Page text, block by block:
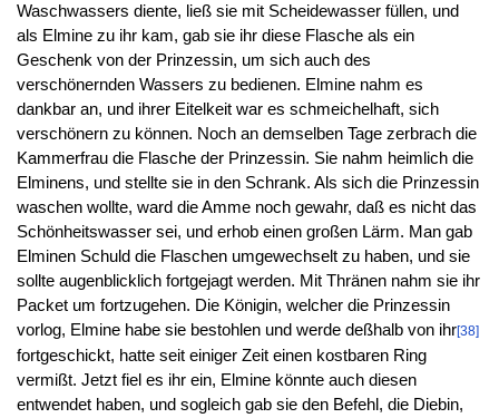
Waschwassers diente, ließ sie mit Scheidewasser füllen, und
als Elmine zu ihr kam, gab sie ihr diese Flasche als ein
Geschenk von der Prinzessin, um sich auch des
verschönernden Wassers zu bedienen. Elmine nahm es
dankbar an, und ihrer Eitelkeit war es schmeichelhaft, sich
verschönern zu können. Noch an demselben Tage zerbrach die
Kammerfrau die Flasche der Prinzessin. Sie nahm heimlich die
Elminens, und stellte sie in den Schrank. Als sich die Prinzessin
waschen wollte, ward die Amme noch gewahr, daß es nicht das
Schönheitswasser sei, und erhob einen großen Lärm. Man gab
Elminen Schuld die Flaschen umgewechselt zu haben, und sie
sollte augenblicklich fortgejagt werden. Mit Thränen nahm sie ihr
Packet um fortzugehen. Die Königin, welcher die Prinzessin
vorlog, Elmine habe sie bestohlen und werde deßhalb von ihr[38]
fortgeschickt, hatte seit einiger Zeit einen kostbaren Ring
vermißt. Jetzt fiel es ihr ein, Elmine könnte auch diesen
entwendet haben, und sogleich gab sie den Befehl, die Diebin,